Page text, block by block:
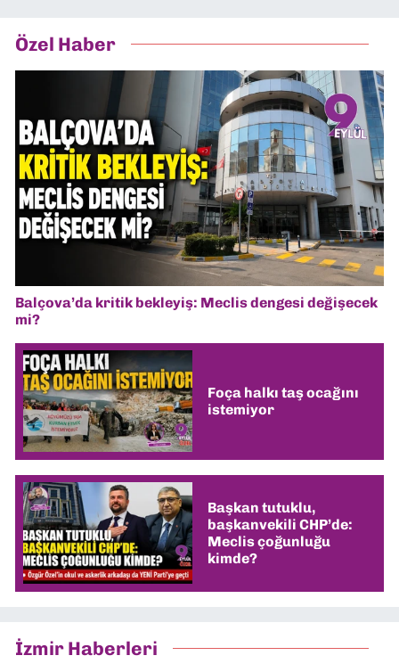
Özel Haber
Balçova’da kritik bekleyiş: Meclis dengesi değişecek
mi?
Foça halkı taş ocağını
istemiyor
Başkan tutuklu,
başkanvekili CHP’de:
Meclis çoğunluğu
kimde?
İzmir Haberleri